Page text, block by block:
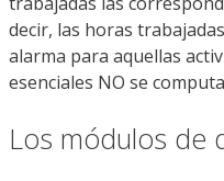
decir, las horas
alarma para aquellas
esenciales NO se
Los módulos de